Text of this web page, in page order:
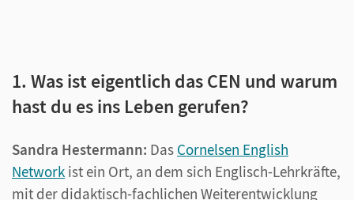
1. Was ist eigentlich das CEN und warum
hast du es ins Leben gerufen?
Sandra Hestermann: Das Cornelsen English
Network ist ein Ort, an dem sich Englisch-Lehrkräfte,
mit der didaktisch-fachlichen Weiterentwicklung